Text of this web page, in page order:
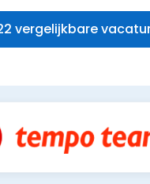
vergelijkbare